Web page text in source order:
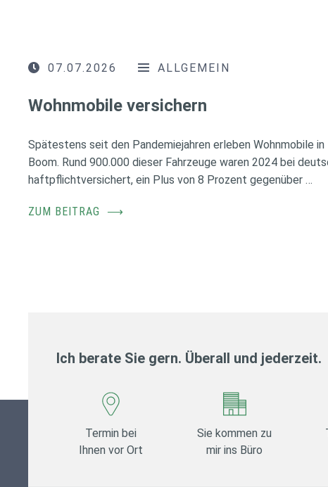
07.07.2026 ALLGEMEIN
Wohnmobile versichern
Spätestens seit den Pandemiejahren erleben Wohnmobile
Boom. Rund 900.000 dieser Fahrzeuge waren 2024 bei
haftpflichtversichert, ein Plus von 8 Prozent gegenüber …
ZUM BEITRAG ⟶
Ich berate Sie gern. Überall und jederzeit.
Termin bei
Ihnen vor Ort
Sie kommen zu
mir ins Büro